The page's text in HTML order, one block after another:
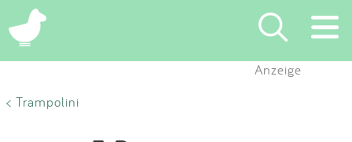
Anzeige
< Trampolini